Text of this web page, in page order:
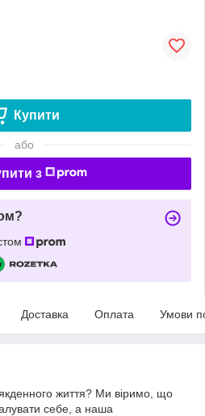
Купити
або
з
Доставка Оплата Умови
життя? Ми віримо, що
себе, а наша